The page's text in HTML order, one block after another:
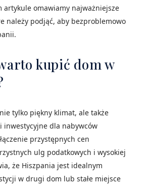
artykule omawiamy najważniejsze
należy podjąć, aby bezproblemowo
kupić dom w
tylko piękny klimat, ale także
inwestycyjne dla nabywców
przystępnych cen
ulg podatkowych i wysokiej
że Hiszpania jest idealnym
w drugi dom lub stałe miejsce